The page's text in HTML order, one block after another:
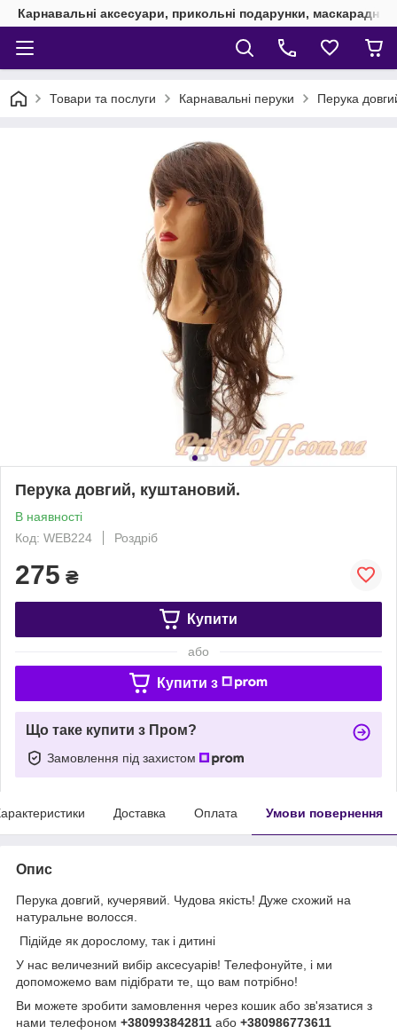
Карнавальні аксесуари, прикольні подарунки, маскарадні
Товари та послуги Карнавальні перуки Перука
Перука довгий, куштановий.
В наявності
Код: WEB224
Роздріб
275 ₴
Купити
або
Купити з
Що таке купити з Пром?
Замовлення під захистом
Доставка Оплата Умови повернення
Опис
Перука довгий, кучерявий. Чудова якість! Дуже схожий на
натуральне волосся.
Підійде як дорослому, так і дитині
У нас величезний вибір аксесуарів! Телефонуйте, і ми
допоможемо вам підібрати те, що вам потрібно!
Ви можете зробити замовлення через кошик або зв'язатися з
нами телефоном +380993842811 або +380986773611